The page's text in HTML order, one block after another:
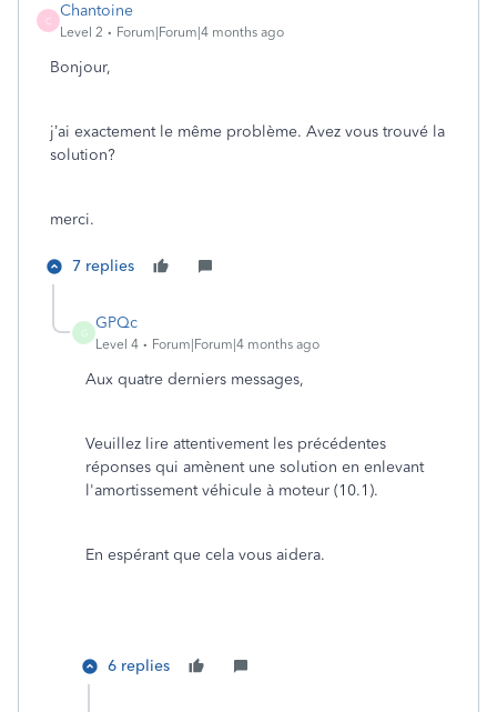
C
Chantoine
Level 2 Forum|Forum|4 months ago
Bonjour,
j’ai exactement le même problème. Avez vous trouvé la
solution?
merci.
7 replies
G
GPQc
Level 4 Forum|Forum|4 months ago
Aux quatre derniers messages,
Veuillez lire attentivement les précédentes
réponses qui amènent une solution en enlevant
l'amortissement véhicule à moteur (10.1).
En espérant que cela vous aidera.
6 replies